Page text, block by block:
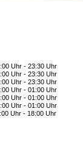
Uhr - 23:30 Uhr
Uhr - 23:30 Uhr
Uhr - 23:30 Uhr
Uhr - 01:00 Uhr
Uhr - 01:00 Uhr
Uhr - 01:00 Uhr
Uhr - 18:00 Uhr